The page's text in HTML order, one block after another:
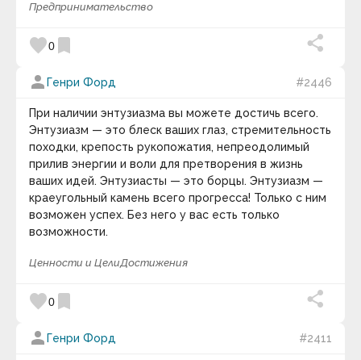
Адольф Грюнбаум
Азим Премджи
Айзек Азимов
Алан Гут
Алекс Фергюсен
Александр Блок
Александр Васильевич Круглов
Александр Васильевич Суворов
Александр Владимирович Виленкин
Александр Вяземка
Александр Гарриевич Круглов
Александр Герцен
Александр Григорьевич Асмолов
Александр Иванович Волошин
Александр Лосев
Александр Марков
Александр Скрябин
Александра Коллонтай
Алексей Николаевич Леонтьев
Предпринимательство
favorite0 bookmark
person Генри Форд #2446
При наличии энтузиазма вы можете достичь всего.
Энтузиазм — это блеск ваших глаз, стремительность
походки, крепость рукопожатия, непреодолимый
прилив энергии и воли для претворения в жизнь
ваших идей. Энтузиасты — это борцы. Энтузиазм —
краеугольный камень всего прогресса! Только с ним
возможен успех. Без него у вас есть только
возможности.
Ценности и ЦелиДостижения
favorite0 bookmark
person Генри Форд #2411
Нравственность— моральное качество
руководствуется человек в своём выборе.
самосознание
поведение.Социальные нормы.
keyboard_arrow_down
Видео дня
10 : 00